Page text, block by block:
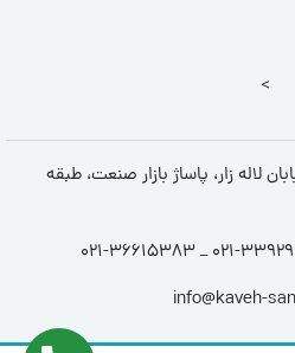
>
لاله زار، پاساژ بازار صنعت، طبقه
info@kaveh-